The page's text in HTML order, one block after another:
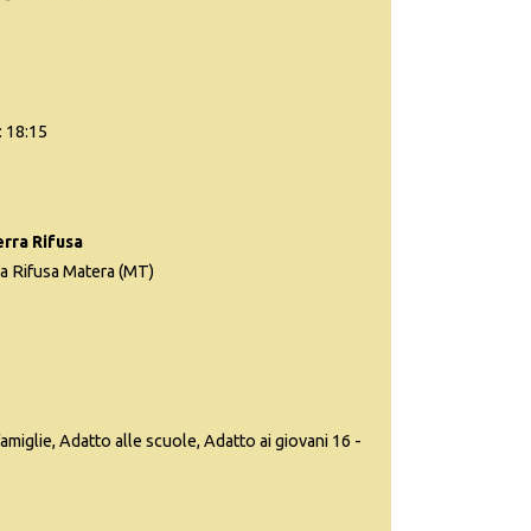
18:15
Rifusa
Rifusa Matera (MT)
Adatto alle scuole, Adatto ai giovani 16 -